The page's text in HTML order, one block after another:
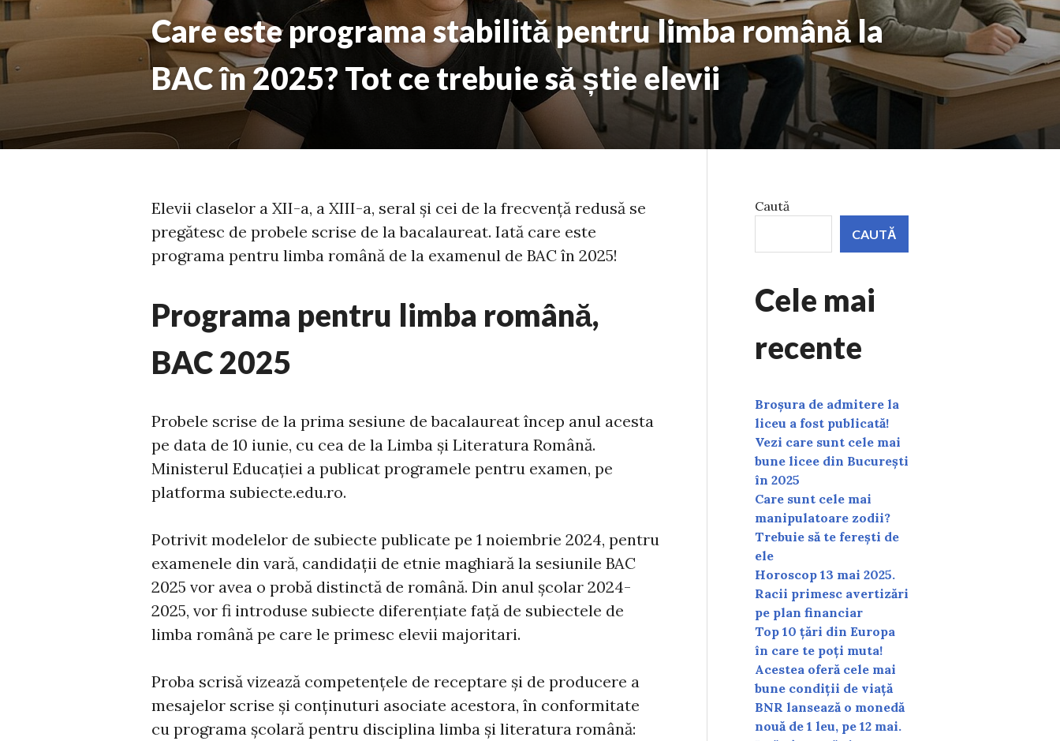
Care este programa stabilită pentru limba română la
BAC în 2025? Tot ce trebuie să știe elevii
Elevii claselor a XII-a, a XIII-a, seral și cei de la frecvență redusă se
pregătesc de probele scrise de la bacalaureat. Iată care este
programa pentru limba română de la examenul de BAC în 2025!
Programa pentru limba română,
BAC 2025
Probele scrise de la prima sesiune de bacalaureat încep anul acesta
pe data de 10 iunie, cu cea de la Limba și Literatura Română.
Ministerul Educației a publicat programele pentru examen, pe
platforma subiecte.edu.ro.
Potrivit modelelor de subiecte publicate pe 1 noiembrie 2024, pentru
examenele din vară, candidații de etnie maghiară la sesiunile BAC
2025 vor avea o probă distinctă de română. Din anul școlar 2024-
2025, vor fi introduse subiecte diferențiate față de subiectele de
limba română pe care le primesc elevii majoritari.
Proba scrisă vizează competenţele de receptare şi de producere a
mesajelor scrise şi conţinuturi asociate acestora, în conformitate
cu programa şcolară pentru disciplina limba şi literatura română:
Caută
CAUTĂ
Cele mai
recente
Broșura de admitere la
liceu a fost publicată!
Vezi care sunt cele mai
bune licee din București
în 2025
Care sunt cele mai
manipulatoare zodii?
Trebuie să te ferești de
ele
Horoscop 13 mai 2025.
Racii primesc avertizări
pe plan financiar
Top 10 țări din Europa
în care te poți muta!
Acestea oferă cele mai
bune condiții de viață
BNR lansează o monedă
nouă de 1 leu, pe 12 mai.